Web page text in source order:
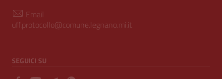
Email
uff.protocollo@comune.legnano.mi.it
SEGUICI SU